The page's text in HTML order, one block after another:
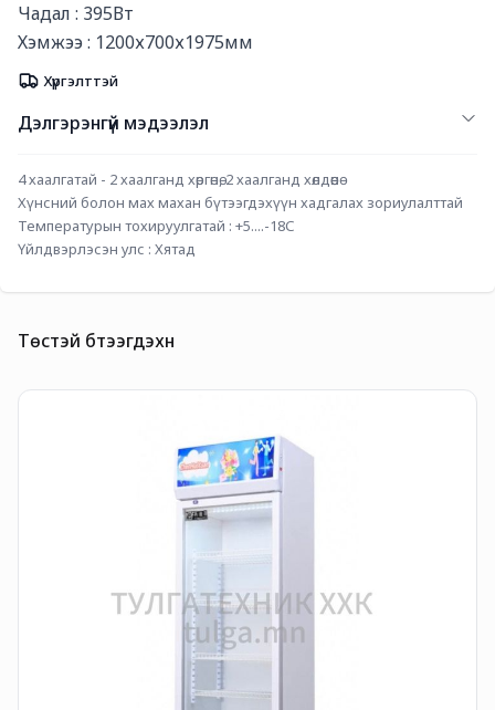
Чадал : 395Вт
Хэмжээ : 1200х700х1975мм
Хүргэлттэй
Дэлгэрэнгүй мэдээлэл
4 хаалгатай - 2 хаалганд хөргөнө, 2 хаалганд хөлдөөнө
Хүнсний болон мах махан бүтээгдэхүүн хадгалах зориулалттай
Температурын тохируулгатай : +5....-18С
Үйлдвэрлэсэн улс : Хятад
Төстэй бүтээгдэхүүн